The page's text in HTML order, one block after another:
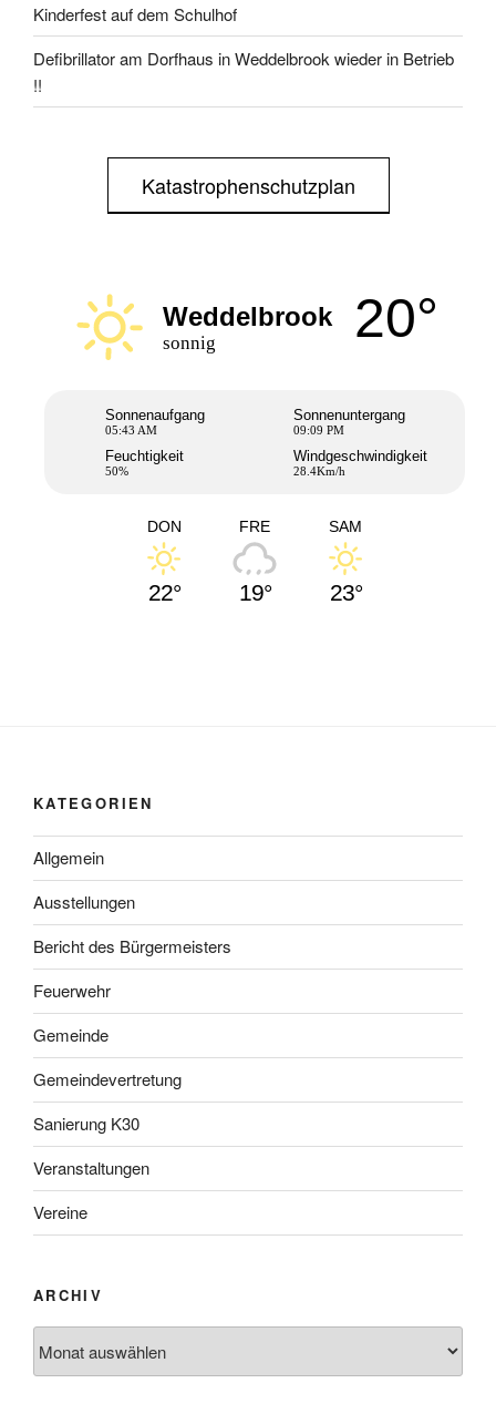
Kinderfest auf dem Schulhof
Defibrillator am Dorfhaus in Weddelbrook wieder in Betrieb
!!
Katastrophenschutzplan
Weddelbrook
sonnig 20°
Sonnenaufgang
05:43 AM
Sonnenuntergang
09:09 PM
Feuchtigkeit
50%
Windgeschwindigkeit
28.4Km/h
DON
22°
FRE
19°
SAM
23°
KATEGORIEN
Allgemein
Ausstellungen
Bericht des Bürgermeisters
Feuerwehr
Gemeinde
Gemeindevertretung
Sanierung K30
Veranstaltungen
Vereine
ARCHIV